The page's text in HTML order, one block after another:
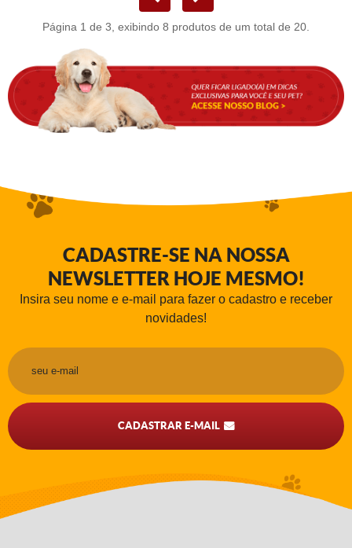
Página 1 de 3, exibindo 8 produtos de um total de 20.
CADASTRE-SE NA NOSSA
NEWSLETTER HOJE MESMO!
Insira seu nome e e-mail para fazer o cadastro e receber
novidades!
CADASTRAR E-MAIL